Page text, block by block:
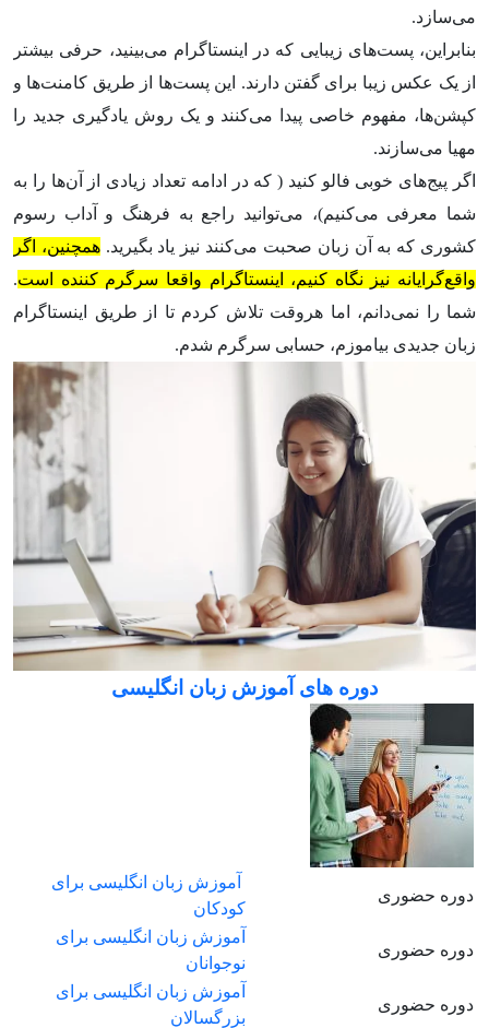
می‌سازد.
بنابراین، پست‌های زیبایی که در اینستاگرام می‌بینید، حرفی بیشتر
از یک عکس زیبا برای گفتن دارند. این پست‌ها از طریق کامنت‌ها و
کپشن‌ها، مفهوم خاصی پیدا می‌کنند و یک روش یادگیری جدید را
مهیا می‌سازند.
اگر پیج‌‌های خوبی فالو کنید ( که در ادامه تعداد زیادی از آن‌ها را به
شما معرفی می‌کنیم)، می‌توانید راجع به فرهنگ و آداب رسوم
کشوری که به آن زبان صحبت می‌کنند نیز یاد بگیرید.همچنین، اگر
واقع‌گرایانه نیز نگاه کنیم، اینستاگرام واقعا سرگرم کننده است.
شما را نمی‌دانم، اما هروقت تلاش کردم تا از طریق اینستاگرام
زبان جدیدی بیاموزم، حسابی سرگرم شدم.
دوره های آموزش زبان انگلیسی
دوره حضوری
آموزش زبان انگلیسی برای
کودکان
دوره حضوری
آموزش زبان انگلیسی برای
نوجوانان
دوره حضوری
آموزش زبان انگلیسی برای
بزرگسالان